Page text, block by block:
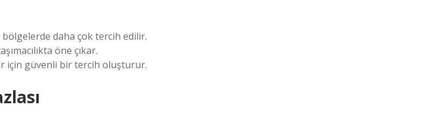
daha çok tercih edilir.
öne çıkar.
için güvenli bir tercih oluşturur.